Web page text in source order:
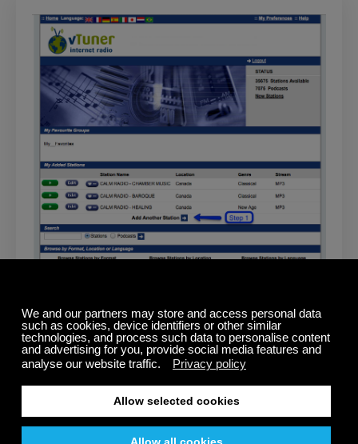
ステップ 6
あなたのMAC アドレスを見つけます
[AVR-5805、AVC-A1XV、AVR-4806、AVC-A11XV の
イーサネットのみのアップグレードされたユーザー]